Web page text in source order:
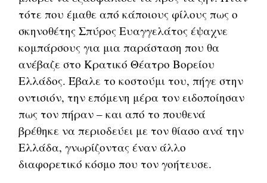
τότε που έμαθε από κάποιους φίλους πως ο
σκηνοθέτης Σπύρος Ευαγγελάτος έψαχνε
κομπάρσους για μια παράσταση που θα
ανέβαζε στο Κρατικό Θέατρο Βορείου
Ελλάδος. Έβαλε το κοστούμι του, πήγε στην
οντισιόν, την επόμενη μέρα τον ειδοποίησαν
πως τον πήραν – και από το πουθενά
βρέθηκε να περιοδεύει με τον θίασο ανά την
Ελλάδα, γνωρίζοντας έναν άλλο
διαφορετικό κόσμο που τον γοήτευσε.